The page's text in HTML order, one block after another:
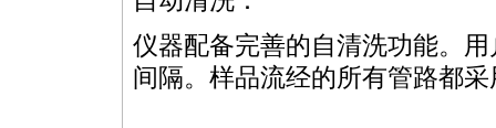
仪器配备完善的自清洗功能。
间隔。样品流经的所有管路都